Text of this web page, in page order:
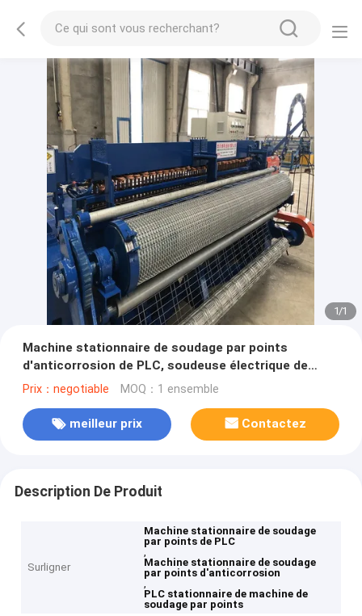
1/1
Machine stationnaire de soudage par points
d'anticorrosion de PLC, soudeuse électrique de
tache du diamètre de fil 0.6mm
Prix：negotiable MOQ：1 ensemble
meilleur prix Contactez
Description De Produit
Surligner
Machine stationnaire de soudage
par points de PLC
,
Machine stationnaire de soudage
par points d'anticorrosion
,
PLC stationnaire de machine de
soudage par points